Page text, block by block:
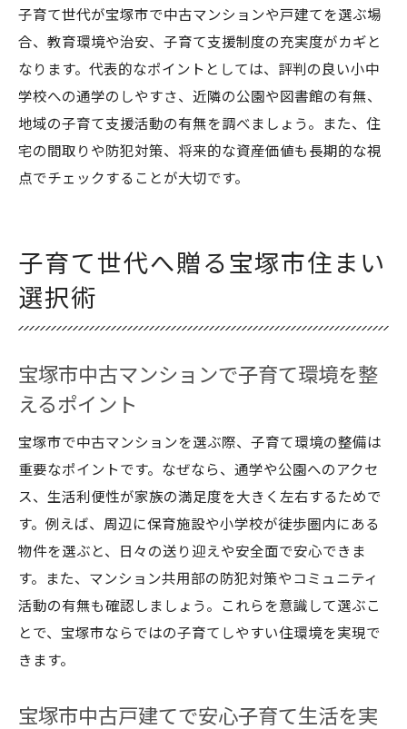
子育て世代が宝塚市で中古マンションや戸建てを選ぶ場
合、教育環境や治安、子育て支援制度の充実度がカギと
なります。代表的なポイントとしては、評判の良い小中
学校への通学のしやすさ、近隣の公園や図書館の有無、
地域の子育て支援活動の有無を調べましょう。また、住
宅の間取りや防犯対策、将来的な資産価値も長期的な視
点でチェックすることが大切です。
子育て世代へ贈る宝塚市住まい
選択術
宝塚市中古マンションで子育て環境を整
えるポイント
宝塚市で中古マンションを選ぶ際、子育て環境の整備は
重要なポイントです。なぜなら、通学や公園へのアクセ
ス、生活利便性が家族の満足度を大きく左右するためで
す。例えば、周辺に保育施設や小学校が徒歩圏内にある
物件を選ぶと、日々の送り迎えや安全面で安心できま
す。また、マンション共用部の防犯対策やコミュニティ
活動の有無も確認しましょう。これらを意識して選ぶこ
とで、宝塚市ならではの子育てしやすい住環境を実現で
きます。
宝塚市中古戸建てで安心子育て生活を実